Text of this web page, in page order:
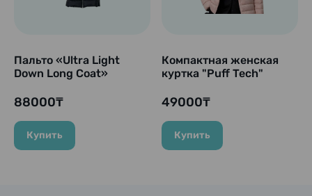
Пальто «Ultra Light
Down Long Coat»
(86-92 см)
88000₸
Купить
Компактная женская
куртка "Puff Tech"
Purple (Светло-
49000₸
Купить